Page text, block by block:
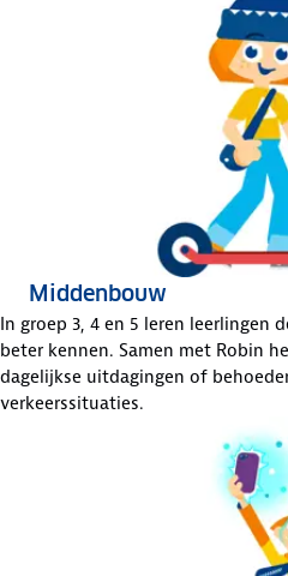
Middenbouw
In groep 3, 4 en 5 leren leerlingen
beter kennen. Samen met Robin
dagelijkse uitdagingen of
verkeerssituaties.